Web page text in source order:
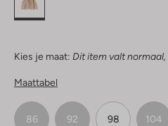
Kies je maat: Dit item valt
Maattabel
86 92 98 104